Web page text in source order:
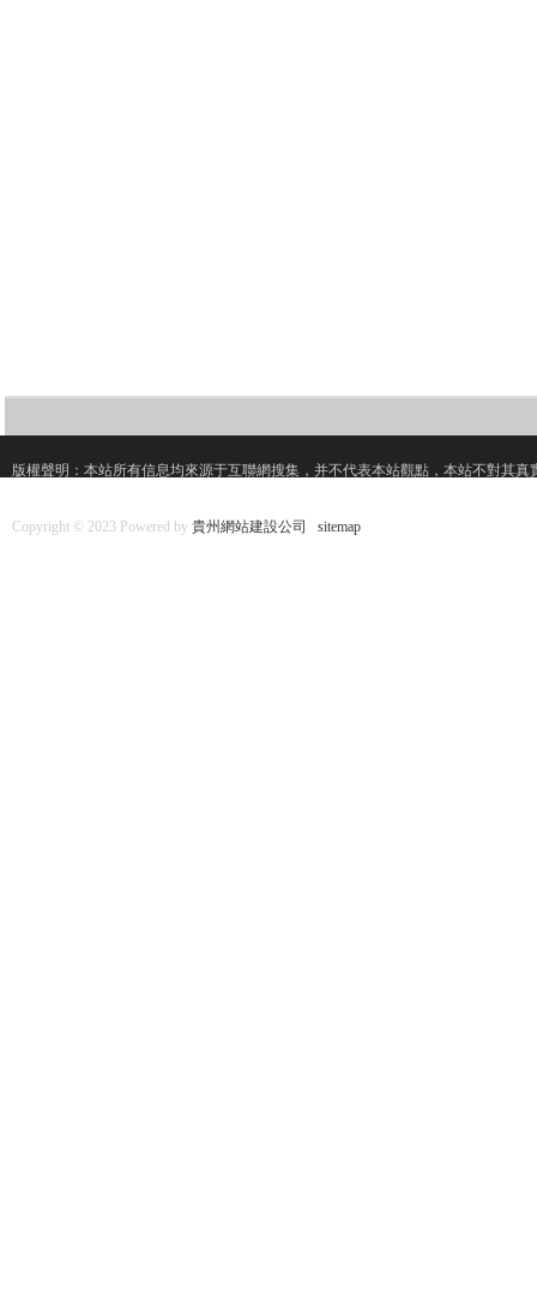
版權聲明：本站所有信息均來源于互聯網搜集，并不代表本站觀點，本站不對其
Copyright © 2023 Powered by 貴州網站建設公司 sitemap